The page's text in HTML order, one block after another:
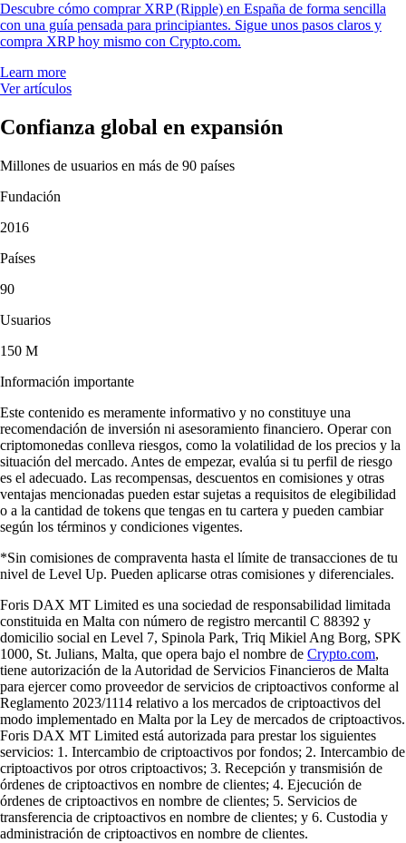
Descubre cómo comprar XRP (Ripple) en España de forma sencilla
con una guía pensada para principiantes. Sigue unos pasos claros y
compra XRP hoy mismo con Crypto.com.
Learn more
Ver artículos
Confianza global en expansión
Millones de usuarios en más de 90 países
Fundación
2016
Países
90
Usuarios
150 M
Información importante
Este contenido es meramente informativo y no constituye una
recomendación de inversión ni asesoramiento financiero. Operar con
criptomonedas conlleva riesgos, como la volatilidad de los precios y la
situación del mercado. Antes de empezar, evalúa si tu perfil de riesgo
es el adecuado. Las recompensas, descuentos en comisiones y otras
ventajas mencionadas pueden estar sujetas a requisitos de elegibilidad
o a la cantidad de tokens que tengas en tu cartera y pueden cambiar
según los términos y condiciones vigentes.
*Sin comisiones de compraventa hasta el límite de transacciones de tu
nivel de Level Up. Pueden aplicarse otras comisiones y diferenciales.
Foris DAX MT Limited es una sociedad de responsabilidad limitada
constituida en Malta con número de registro mercantil C 88392 y
domicilio social en Level 7, Spinola Park, Triq Mikiel Ang Borg, SPK
1000, St. Julians, Malta, que opera bajo el nombre de Crypto.com,
tiene autorización de la Autoridad de Servicios Financieros de Malta
para ejercer como proveedor de servicios de criptoactivos conforme al
Reglamento 2023/1114 relativo a los mercados de criptoactivos del
modo implementado en Malta por la Ley de mercados de criptoactivos.
Foris DAX MT Limited está autorizada para prestar los siguientes
servicios: 1. Intercambio de criptoactivos por fondos; 2. Intercambio de
criptoactivos por otros criptoactivos; 3. Recepción y transmisión de
órdenes de criptoactivos en nombre de clientes; 4. Ejecución de
órdenes de criptoactivos en nombre de clientes; 5. Servicios de
transferencia de criptoactivos en nombre de clientes; y 6. Custodia y
administración de criptoactivos en nombre de clientes.